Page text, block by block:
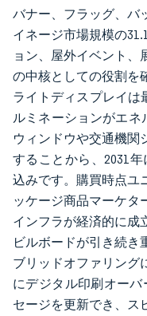
バナー、フラッグ、バ
イネージ市場規模の
ョン、屋外イベント
の中核としての役割を
ライトディスプレイは
ルミネーションがエネ
ウィンドウや交通機関
することから、2031年
込みです。購買時点ユ
ッケージ商品マーケタ
インフラが経済的に成
ビルボードが引き続き
ブリッドオファリング
にデジタル印刷オー
セージを更新でき、ス